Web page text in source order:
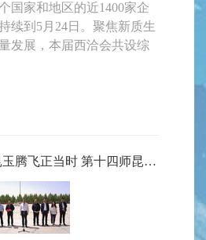
国家和地区的近1400家企
续到5月24日。聚焦新质生
发展，本届西洽会共设综
招商引资再出发 昆玉腾飞正当时 第十四师昆玉市举行招商引资出征仪式